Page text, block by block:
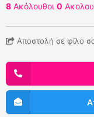
8 Ακόλουθοι 0
Αποστολή σε φίλο